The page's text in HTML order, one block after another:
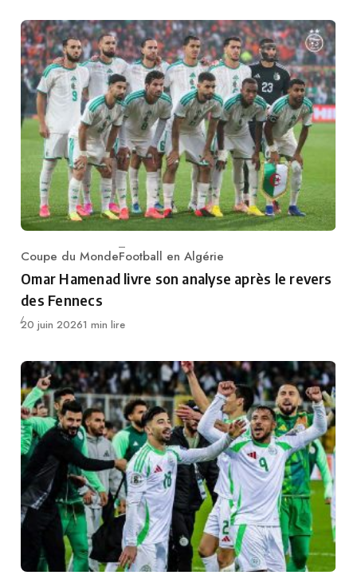
Category
Coupe du MondeFootball en Algérie
Omar Hamenad livre son analyse après le revers
des Fennecs
Publié
20 juin 20261 min lire